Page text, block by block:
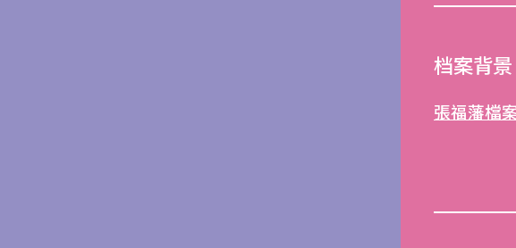
档案背景
張福藩檔